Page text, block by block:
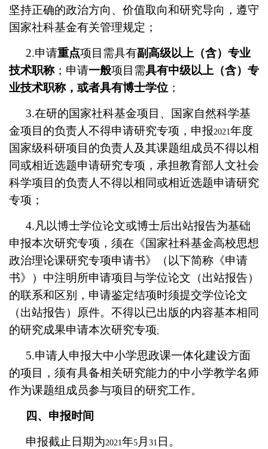
坚持正确的政治方向、价值取向和研究导向，遵守
国家社科基金有关管理规定；
2.申请重点项目需具有副高级以上（含）专业
技术职称；申请一般项目需具有中级以上（含）专
业技术职称，或者具有博士学位 ；
3.在研的国家社科基金项目、国家自然科学基
金项目的负责人不得申请研究专项，申报2021年度
国家级科研项目的负责人及其课题组成员不得以相
同或相近选题申请研究专项，承担教育部人文社会
科学项目的负责人不得以相同或相近选题申请研究
专项；
4.凡以博士学位论文或博士后出站报告为基础
申报本次研究专项，须在《国家社科基金高校思想
政治理论课研究专项申请书》（以下简称《申请
书》）中注明所申请项目与学位论文（出站报告）
的联系和区别，申请鉴定结项时须提交学位论文
（出站报告）原件。不得以已出版的内容基本相同
的研究成果申请本次研究专项;
5.申请人申报大中小学思政课一体化建设方面
的项目，须有具备相关研究能力的中小学教学名师
作为课题组成员参与项目的研究工作。
四、申报时间
申报截止日期为2021年5 月 31 日。